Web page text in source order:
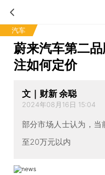
汽车
蔚来汽车第二
注如何定价
文｜财新 余聪
2024年08月16日 15:04
部分市场人士认为，
至20万元以内